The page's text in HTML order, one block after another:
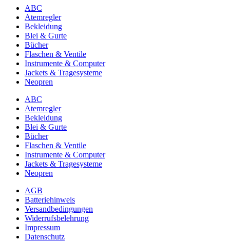
ABC
Atemregler
Bekleidung
Blei & Gurte
Bücher
Flaschen & Ventile
Instrumente & Computer
Jackets & Tragesysteme
Neopren
ABC
Atemregler
Bekleidung
Blei & Gurte
Bücher
Flaschen & Ventile
Instrumente & Computer
Jackets & Tragesysteme
Neopren
AGB
Batteriehinweis
Versandbedingungen
Widerrufsbelehrung
Impressum
Datenschutz